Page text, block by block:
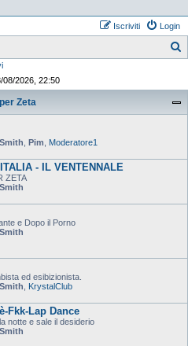
Login
Iscriviti
08/2026, 22:50
Zeta
Pim
Moderatore1
- IL VENTENNALE
ZETA
e Dopo il Porno
ed esibizionista.
KrystalClub
Fkk-Lap Dance
notte e sale il desiderio